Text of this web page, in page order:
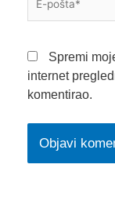
pošta*
Spremi
internet
komentirao.